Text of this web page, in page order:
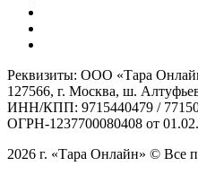
Реквизиты: ООО «Тара
127566, г. Москва, ш.
ИНН/КПП: 9715440479 /
ОГРН-1237700080408 от
2026 г. «Тара Онлайн» © Все